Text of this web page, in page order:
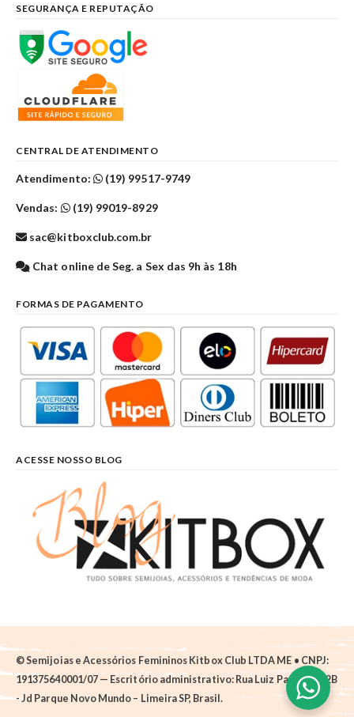
SEGURANÇA E REPUTAÇÃO
CENTRAL DE ATENDIMENTO
Atendimento: (19) 99517-9749
Vendas: (19) 99019-8929
sac@kitboxclub.com.br
Chat online de Seg. a Sex das 9h às 18h
FORMAS DE PAGAMENTO
ACESSE NOSSO BLOG
© Semijoias e Acessórios Femininos Kitbox Club LTDA ME • CNPJ:
191375640001/07 — Escritório administrativo: Rua Luiz Pantano, 62B
- Jd Parque Novo Mundo – Limeira SP, Brasil.